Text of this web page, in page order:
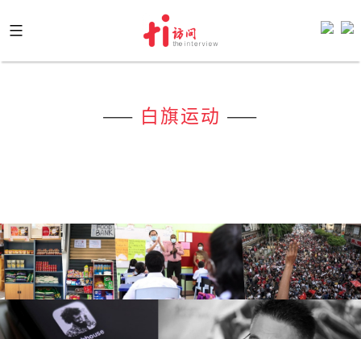
to
content
—— 白旗运动 ——